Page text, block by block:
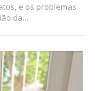
e os problemas
da...